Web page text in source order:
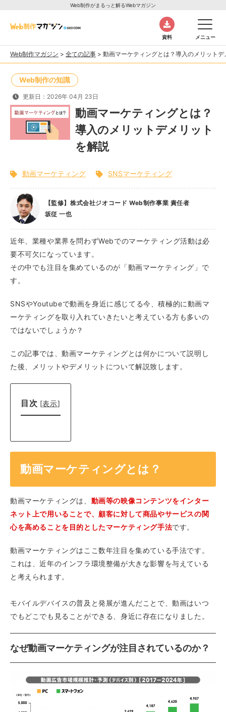
Web制作がまるっと解るWebマガジン
資料 メニュー
Web制作マガジン > 全ての記事 > 動画マーケティングとは？導入のメリット
Web制作の知識
更新日：2026年 04月 23日
動画マーケティングとは？
導入のメリットデメリット
を解説
動画マーケティング SNSマーケティング
【監修】株式会社ジオコード Web制作事業 責任者
坂従 一也
近年、業種や業界を問わずWebでのマーケティング活動は必
要不可欠になっています。
その中でも注目を集めているのが「動画マーケティング」で
す。
SNSやYoutubeで動画を身近に感じてる今、積極的に動画マ
ーケティングを取り入れていきたいと考えている方も多いの
ではないでしょうか？
この記事では、動画マーケティングとは何かについて説明し
た後、メリットやデメリットについて解説致します。
目次 [表示]
動画マーケティングとは？
動画マーケティングは、 動画等の映像コンテンツをインター
ネット上で用いることで、顧客に対して商品やサービスの関
心を高めることを目的としたマーケティング手法です。
動画マーケティングはここ数年注目を集めている手法です。
これは、近年のインフラ環境整備が大きな影響を与えている
と考えられます。
モバイルデバイスの普及と発展が進んだことで、動画はいつ
でもどこでも見ることができる、身近に存在になりました。
なぜ動画マーケティングが注目されているのか？